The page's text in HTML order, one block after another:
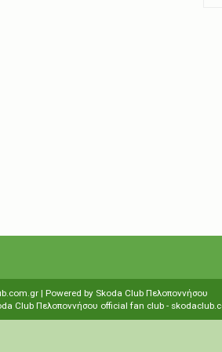
| Powered by Skoda Club Πελοποννήσου
Club Πελοποννήσου οfficial fan club -